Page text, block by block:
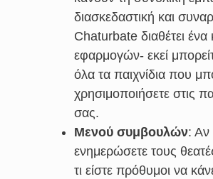
διασκεδαστική και
Chaturbate διαθέτει
εφαρμογών- εκεί
όλα τα παιχνίδια που
χρησιμοποιήσετε στις
σας.
Μενού συμβουλών: Αν
ενημερώσετε τους
τι είστε πρόθυμοι να